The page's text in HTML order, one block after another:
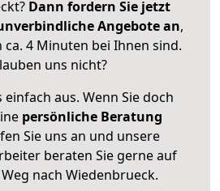
Dann fordern Sie jetzt
Angebote an,
4 Minuten bei Ihnen sind.
uns nicht?
einfach aus. Wenn Sie doch
persönliche Beratung
Sie uns an und unsere
beraten Sie gerne auf
nach Wiedenbrueck.